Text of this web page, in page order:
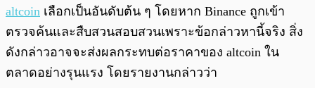
altcoin เลือกเป็นอันดับต้น ๆ โดยหาก Binance ถูกเข้า
ตรวจค้นและสืบสวนสอบสวนเพราะข้อกล่าวหานี้จริง สิ่ง
ดังกล่าวอาจจะส่งผลกระทบต่อราคาของ altcoin ใน
ตลาดอย่างรุนแรง โดยรายงานกล่าวว่า